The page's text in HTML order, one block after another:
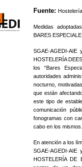
Fuente:
Medidas
BARES
SGAE-AGEDI-AIE
HOSTELERÍA
los “Bares
autoridades
nocturno,
que están
este tipo de
comunicación
fonogramas con
cabo en los mismos.
En atención a los
SGAE-AGEDI-AIE
HOSTELERÍA DE